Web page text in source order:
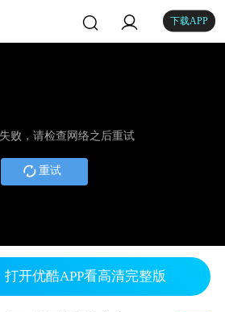
下载APP
败，请检查网络之后重试
重试
开优酷APP看高清完整版